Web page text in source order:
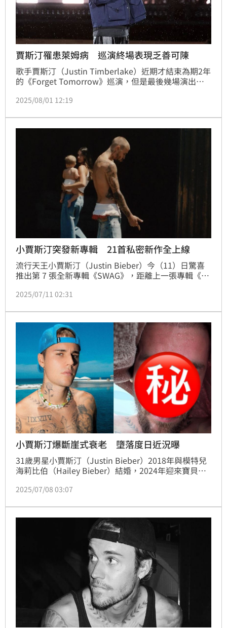
賈斯汀罹患萊姆病 巡演終場表現乏善可陳
歌手賈斯汀（Justin Timberlake）近期才結束為期2年
的《Forget Tomorrow》巡演，但是最後幾場演出都
罹患萊姆病（Lyme disease），導致巡演過程中無論
2025/08/01 12:19
小賈斯汀突發新專輯 21首私密新作全上線
流行天王小賈斯汀（Justin Bieber）今（11）日驚喜
推出第 7 張全新專輯《SWAG》，距離上一張專輯《我
雖然持續傳出有新作品的消息，卻遲遲未等到官方證
接推出整張專輯，讓樂迷又驚又喜，興奮直呼「幸福來
得太突然！」、「2025 神專降臨！」
2025/07/11 02:31
小賈斯汀爆斷崖式衰老 墮落度日近況曝
31歲男星小賈斯汀（Justin Bieber）2018年與模特兒
海莉比伯（Hailey Bieber）結婚，2024年迎來寶貝兒
食大麻、瀕臨破產等醜聞頻頻登上新聞版面，令人看了
片，身心狀況令外界擔憂。
2025/07/08 03:07